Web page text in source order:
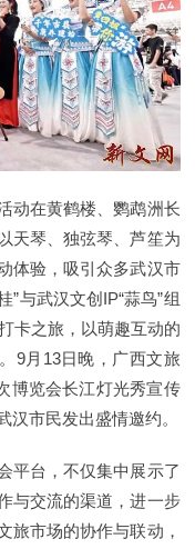
动在黄鹤楼、鹦鹉洲长
天琴、独弦琴、芦笙为
体验，吸引众多武汉市
”与武汉文创IP“蒜鸟”组
卡之旅，以萌趣互动的
9月13日晚，广西文旅
博览会长江灯光秀宣传
汉市民发出盛情邀约。
平台，不仅集中展示了
与交流的渠道，进一步
旅市场的协作与联动，